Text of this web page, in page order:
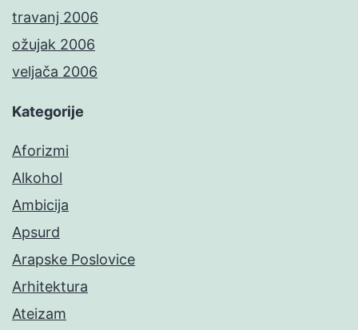
travanj 2006
ožujak 2006
veljača 2006
Kategorije
Aforizmi
Alkohol
Ambicija
Apsurd
Arapske Poslovice
Arhitektura
Ateizam